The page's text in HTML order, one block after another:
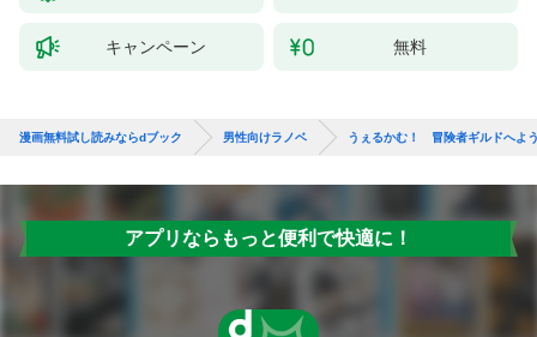
キャンペーン 無料
漫画無料試し読みならdブック 男性向けラノベ うぇるかむ！ 冒険者ギルドへよ
アプリならもっと便利で快適に！